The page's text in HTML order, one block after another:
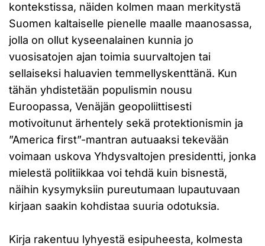
kontekstissa, näiden kolmen maan merkitystä
Suomen kaltaiselle pienelle maalle maanosassa,
jolla on ollut kyseenalainen kunnia jo
vuosisatojen ajan toimia suurvaltojen tai
sellaiseksi haluavien temmellyskenttänä. Kun
tähän yhdistetään populismin nousu
Euroopassa, Venäjän geopoliittisesti
motivoitunut ärhentely sekä protektionismin ja
”America first”-mantran autuaaksi tekevään
voimaan uskova Yhdysvaltojen presidentti, jonka
mielestä politiikkaa voi tehdä kuin bisnestä,
näihin kysymyksiin pureutumaan lupautuvaan
kirjaan saakin kohdistaa suuria odotuksia.
Kirja rakentuu lyhyestä esipuheesta, kolmesta